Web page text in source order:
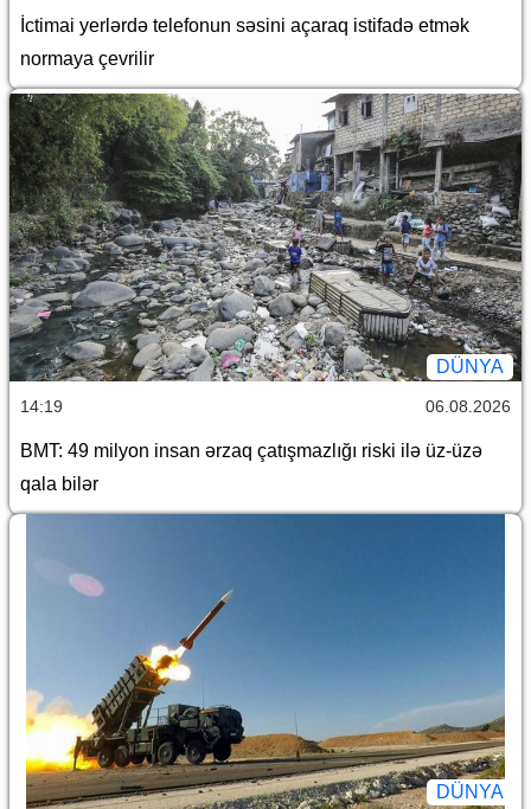
İctimai yerlərdə telefonun səsini açaraq istifadə etmək
normaya çevrilir
DÜNYA
14:19 06.08.2026
BMT: 49 milyon insan ərzaq çatışmazlığı riski ilə üz-üzə
qala bilər
DÜNYA